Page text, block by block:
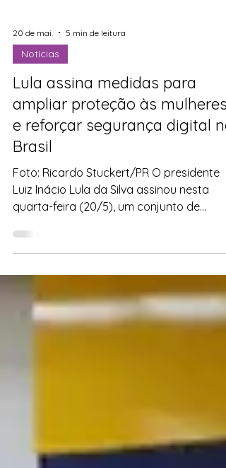
20 de mai. 5 min de leitura
Notícias
Lula assina medidas para
ampliar proteção às mulheres
e reforçar segurança digital no
Brasil
Foto: Ricardo Stuckert/PR O presidente
quarta-feira (20/5), um conjunto de
Projetos de Lei e decretos voltados à
ampliação da proteção das mulheres, ao
fortalecimento dos mecanismos de
responsabilização de agressores e ao
reforço da segurança digital no Brasil. Os